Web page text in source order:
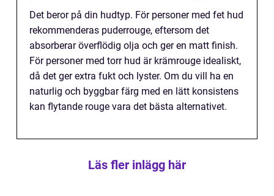
Det beror på din hudtyp. För personer med fet hud
rekommenderas puderrouge, eftersom det
absorberar överflödig olja och ger en matt finish.
För personer med torr hud är krämrouge idealiskt,
då det ger extra fukt och lyster. Om du vill ha en
naturlig och byggbar färg med en lätt konsistens
kan flytande rouge vara det bästa alternativet.
Läs fler inlägg här